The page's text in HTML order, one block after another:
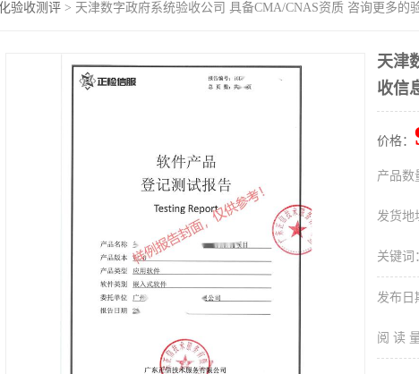
验收测评 > 天津数字政府系统验收公司 具备CMA/CNAS资质 咨询更多的
天津
收信
价格：
产品数
发货地
关键词
发布日
阅 读 量